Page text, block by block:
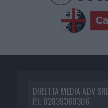
DIRETTA MEDIA ADV SRL
P.I. 02839380306